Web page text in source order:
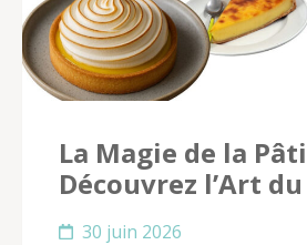
La Magie de la
Découvrez l’Art
30 juin 2026